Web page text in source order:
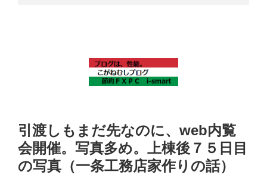
引渡しもまだ先なのに、web内覧
会開催。写真多め。上棟後７５日目
の写真（一条工務店家作りの話）